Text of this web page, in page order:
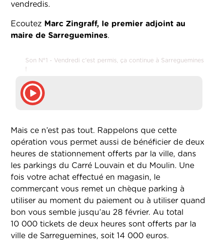
vendredis.
Ecoutez Marc Zingraff, le premier adjoint au
maire de Sarreguemines.
Son N°1 - Vendredi c'est permis, ça continue à Sarreguemines
!
Mais ce n’est pas tout. Rappelons que cette
opération vous permet aussi de bénéficier de deux
heures de stationnement offerts par la ville, dans
les parkings du Carré Louvain et du Moulin. Une
fois votre achat effectué en magasin, le
commerçant vous remet un chèque parking à
utiliser au moment du paiement ou à utiliser quand
bon vous semble jusqu’au 28 février. Au total
10 000 tickets de deux heures sont offerts par la
ville de Sarreguemines, soit 14 000 euros.